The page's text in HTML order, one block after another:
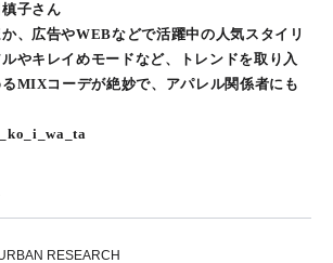
子さん
、広告やWEBなどで活躍中の人気スタイリ
やキレイめモードなど、トレンドを取り入
MIXコーデが絶妙で、アパレル関係者にも
RESEARCH